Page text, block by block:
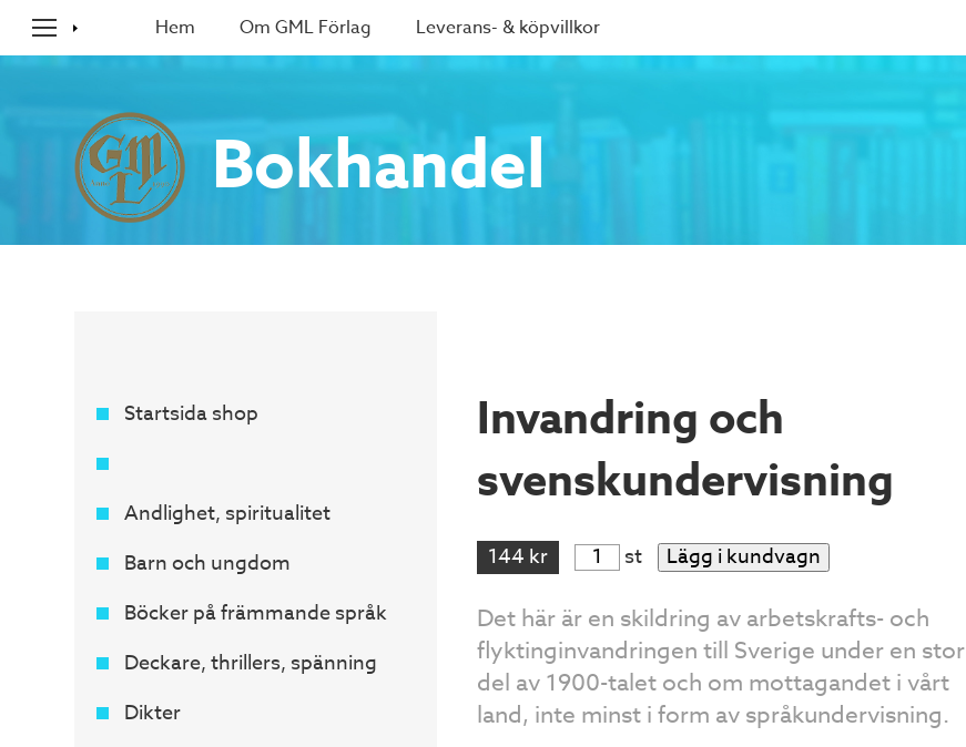
Hem Om GML Förlag Leverans- & köpvillkor
Bokhandel
Startsida shop
Andlighet, spiritualitet
Barn och ungdom
Böcker på främmande språk
Deckare, thrillers, spänning
Dikter
Invandring och
svenskundervisning
144 kr st Lägg i kundvagn
Det här är en skildring av arbetskrafts- och
flyktinginvandringen till Sverige under en stor
del av 1900-talet och om mottagandet i vårt
land, inte minst i form av språkundervisning.